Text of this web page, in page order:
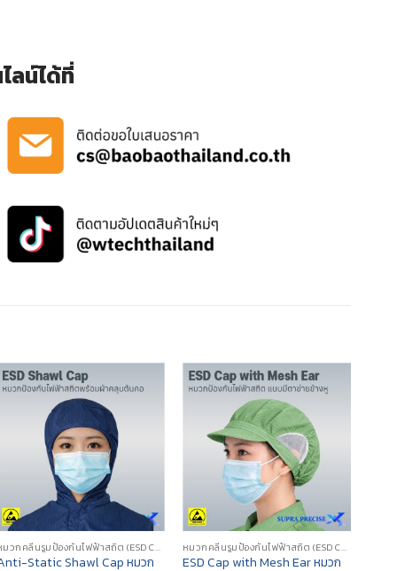
ลน์ได้ที่
หมวกคลีนรูมป้องกันไฟฟ้าสถิต (ESD CLEANROOM CAP/HOOD)
Static Shawl Cap หมวก
หมวกคลีนรูมป้องกันไฟฟ้าสถิต (ESD CLEANROOM CAP/HOOD)
ESD Cap with Mesh Ear หมวก